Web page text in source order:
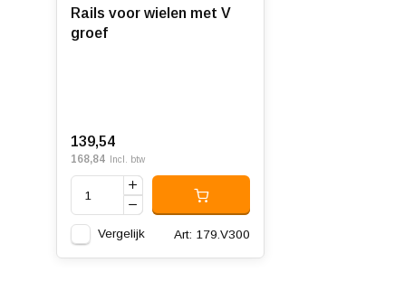
Rails voor wielen met V
groef
139,54
168,84 Incl. btw
Vergelijk Art: 179.V300